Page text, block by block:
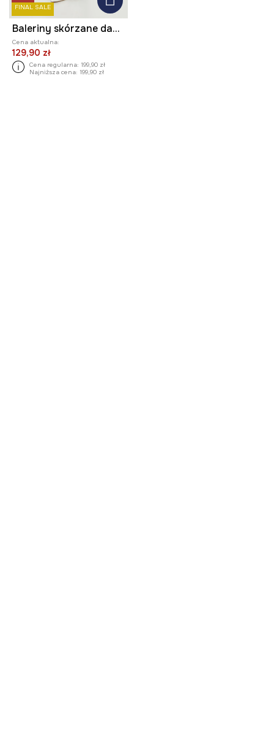
FINAL SALE
Baleriny skórzane damskie z elastyczną podeszwą kolor beżowy
Cena aktualna:
129,90 zł
Cena regularna: 199,90 zł
Najniższa cena: 199,90 zł